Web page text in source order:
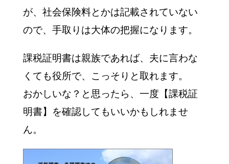
が、社会保険料とかは記載されていない
ので、手取りは大体の把握になります。
課税証明書は親族であれば、夫に言わな
くても役所で、こっそりと取れます。
おかしいな？と思ったら、一度【課税証
明書】を確認してもいいかもしれませ
ん。